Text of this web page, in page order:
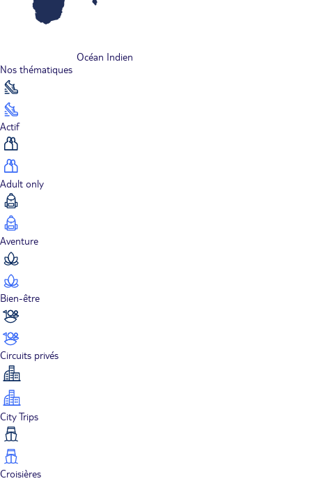
Océan Indien
Nos thématiques
Actif
Adult only
Aventure
Bien-être
Circuits privés
City Trips
Croisières